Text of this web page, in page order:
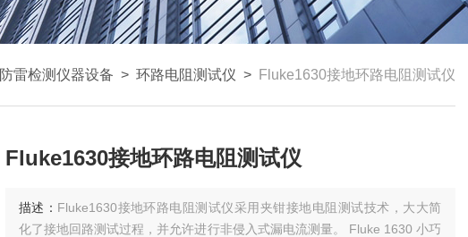
防雷检测仪器设备 > 环路电阻测试仪 > Fluke1630接地环路电阻测试仪
Fluke1630接地环路电阻测试仪
描述： Fluke1630接地环路电阻测试仪采用夹钳接地电阻测试技术，大大简
化了接地回路测试过程，并允许进行非侵入式漏电流测量。 Fluke 1630 小巧